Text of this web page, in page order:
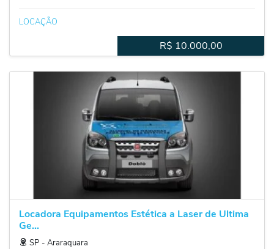
LOCAÇÃO
R$ 10.000,00
Locadora Equipamentos Estética a Laser de Ultima
Ge...
SP ‐ Araraquara